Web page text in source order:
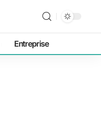
Entreprise